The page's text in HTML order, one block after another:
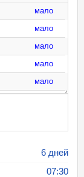
мало
мало
мало
мало
мало
6 дней
07:30